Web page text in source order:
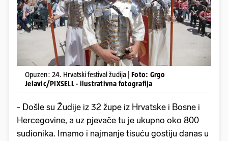
Opuzen: 24. Hrvatski festival žudija | Foto: Grgo
Jelavic/PIXSELL - ilustrativna fotografija
- Došle su Žudije iz 32 župe iz Hrvatske i Bosne i
Hercegovine, a uz pjevače tu je ukupno oko 800
sudionika. Imamo i najmanje tisuću gostiju danas u